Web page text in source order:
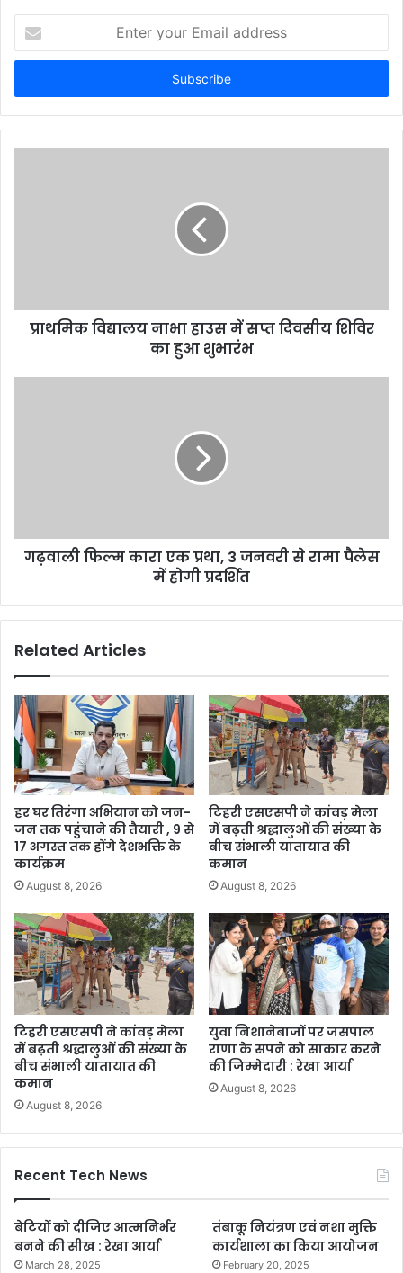
your
Email
प्राथमिक विद्यालय नाभा हाउस में सप्त दिवसीय शिविर
का हुआ शुभारंभ
गढ़वाली फिल्म कारा एक प्रथा, 3 जनवरी से रामा पैलेस
में होगी प्रदर्शित
Related Articles
हर घर तिरंगा अभियान को जन-
जन तक पहुंचाने की तैयारी , 9 से
17 अगस्त तक होंगे देशभक्ति के
कार्यक्रम
August 8, 2026
टिहरी एसएसपी ने कांवड़ मेला
में बढ़ती श्रद्धालुओं की संख्या के
बीच संभाली यातायात की
कमान
August 8, 2026
टिहरी एसएसपी ने कांवड़ मेला
में बढ़ती श्रद्धालुओं की संख्या के
बीच संभाली यातायात की
कमान
August 8, 2026
युवा निशानेबाजों पर जसपाल
राणा के सपने को साकार करने
की जिम्मेदारी : रेखा आर्या
August 8, 2026
Recent Tech News
बेटियों को दीजिए आत्मनिर्भर
बनने की सीख : रेखा आर्या
March 28, 2025
तंबाकू नियंत्रण एवं नशा मुक्ति
कार्यशाला का किया आयोजन
February 20, 2025